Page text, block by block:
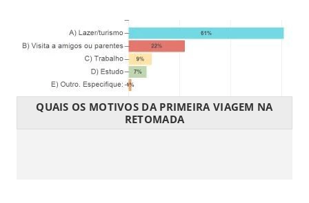
QUAIS OS MOTIVOS DA PRIMEIRA VIAGEM NA
RETOMADA